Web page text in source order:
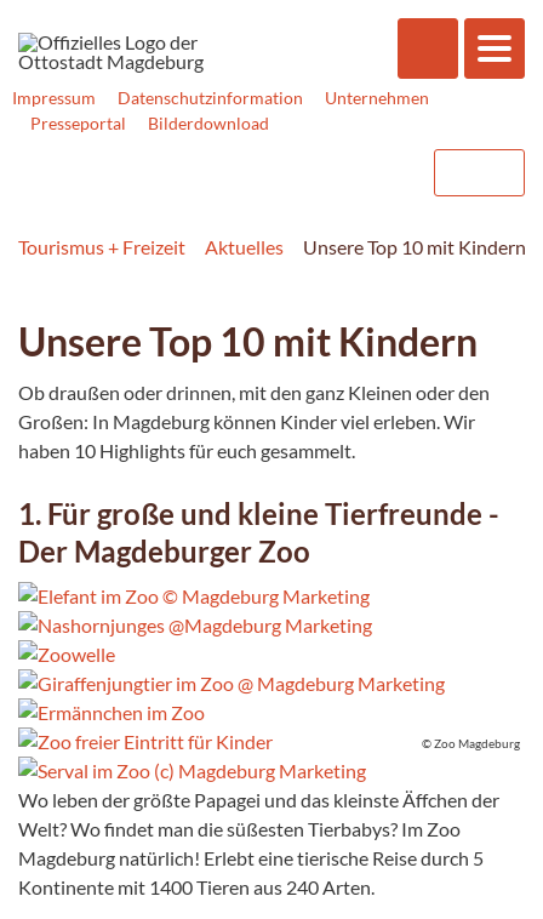
Impressum Datenschutzinformation
Unternehmen
Presseportal
Bilderdownload
Tourismus + Freizeit Aktuelles Unsere Top 10 mit Kindern
Unsere Top 10 mit Kindern
Ob draußen oder drinnen, mit den ganz Kleinen oder den
Großen: In Magdeburg können Kinder viel erleben. Wir
haben 10 Highlights für euch gesammelt.
1. Für große und kleine Tierfreunde -
Der Magdeburger Zoo
© Zoo Magdeburg
Wo leben der größte Papagei und das kleinste Äffchen der
Welt? Wo findet man die süßesten Tierbabys? Im Zoo
Magdeburg natürlich! Erlebt eine tierische Reise durch 5
Kontinente mit 1400 Tieren aus 240 Arten.